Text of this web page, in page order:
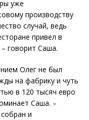
уже
производству
случай, ведь
привел в
говорит Саша.
Олег не был
на фабрику и чуть
в 120 тысяч евро
Саша. –
и